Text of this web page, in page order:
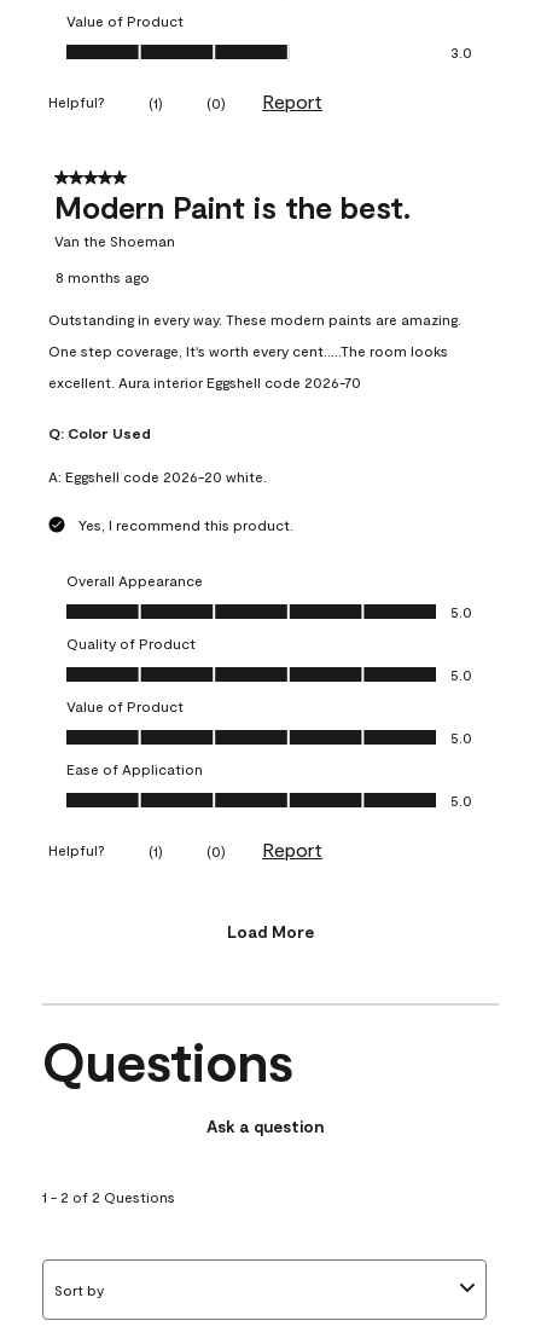
Value of Product
Value of Product, 3.0 out of 5
3.0
Helpful? (1) (0) Report
5 out of 5 stars.
Modern Paint is the best.
Van the Shoeman
8 months ago
Outstanding in every way. These modern paints are amazing.
One step coverage, It's worth every cent.....The room looks
excellent. Aura interior Eggshell code 2026-70
Q: Color Used
A: Eggshell code 2026-20 white.
Yes, I recommend this product.
Overall Appearance
Overall Appearance, 5.0 out of 5
5.0
Quality of Product
Quality of Product, 5.0 out of 5
5.0
Value of Product
Value of Product, 5.0 out of 5
5.0
Ease of Application
Ease of Application, 5.0 out of 5
5.0
Helpful? (1) (0) Report
Load More
Questions
Ask a question
1 - 2 of 2 Questions
Sort by